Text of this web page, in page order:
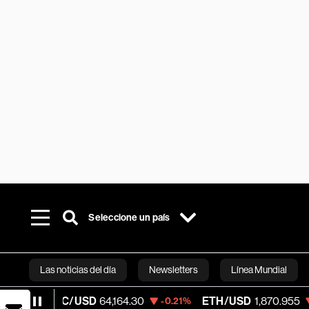
Seleccione un país
Las noticias del día Newsletters Línea Mundial
Bloomberg
USD 64,164.30 -0.21% ETH/USD 1,870.955 -0.24%